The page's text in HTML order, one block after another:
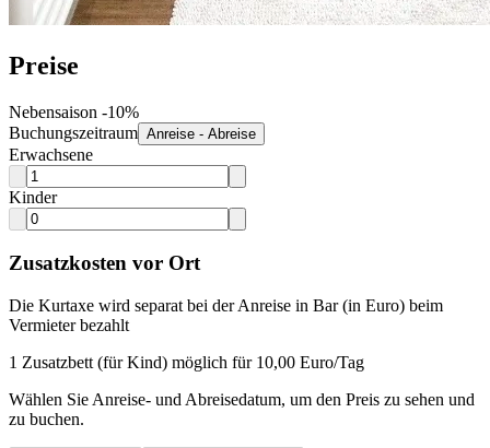
Preise
Nebensaison -10%
Buchungszeitraum Anreise - Abreise
Erwachsene
Kinder
Zusatzkosten vor Ort
Die Kurtaxe wird separat bei der Anreise in Bar (in Euro) beim
Vermieter bezahlt
1 Zusatzbett (für Kind) möglich für 10,00 Euro/Tag
Wählen Sie Anreise- und Abreisedatum, um den Preis zu sehen und
zu buchen.